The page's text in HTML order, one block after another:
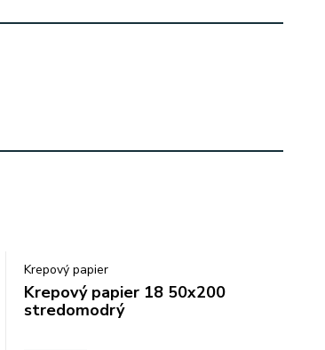
Krepový papier
Krepový papier 18 50x200
stredomodrý